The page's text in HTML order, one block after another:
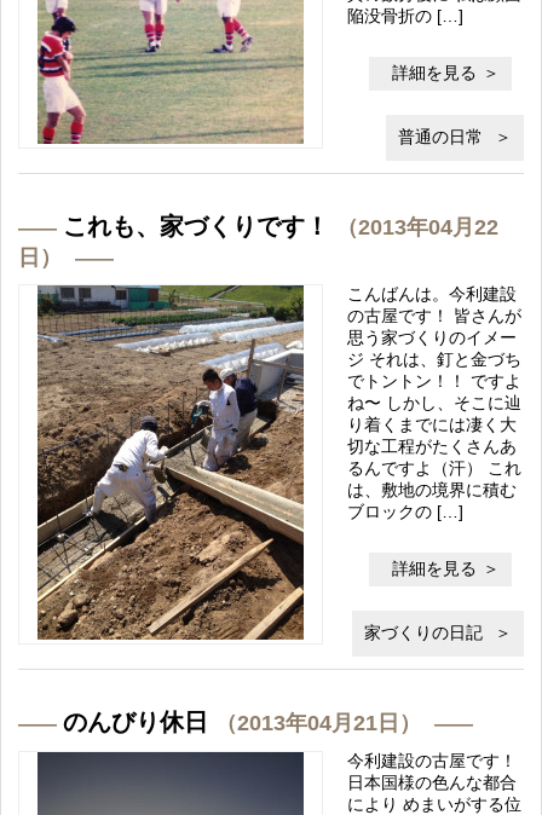
陥没骨折の […]
詳細を見る
普通の日常
これも、家づくりです！
（2013年04月22
日）
こんばんは。今利建設
の古屋です！ 皆さんが
思う家づくりのイメー
ジ それは、釘と金づち
でトントン！！ ですよ
ね〜 しかし、そこに辿
り着くまでには凄く大
切な工程がたくさんあ
るんですよ（汗） これ
は、敷地の境界に積む
ブロックの […]
詳細を見る
家づくりの日記
のんびり休日 （2013年04月21日）
今利建設の古屋です！
日本国様の色んな都合
により めまいがする位